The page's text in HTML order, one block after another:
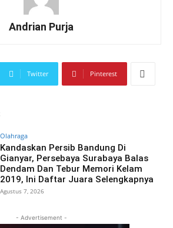
Andrian Purja
Twitter Pinterest
Olahraga
Kandaskan Persib Bandung Di
Gianyar, Persebaya Surabaya Balas
Dendam Dan Tebur Memori Kelam
2019, Ini Daftar Juara Selengkapnya
Agustus 7, 2026
- Advertisement -